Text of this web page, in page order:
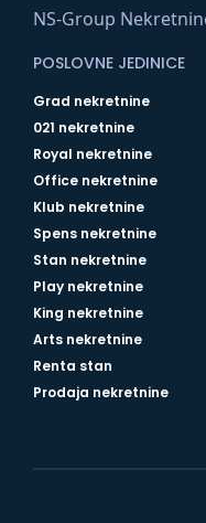
NS-Group
POSLOVNE JEDINICE
Grad nekretnine
021 nekretnine
Royal nekretnine
Office nekretnine
Klub nekretnine
Spens nekretnine
Stan nekretnine
Play nekretnine
King nekretnine
Arts nekretnine
Renta stan
Prodaja nekretnine